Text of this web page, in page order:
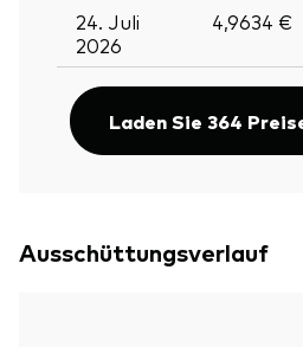
24. Juli
2026
4,9634 €
Laden Sie 364
Ausschüttungsverlauf